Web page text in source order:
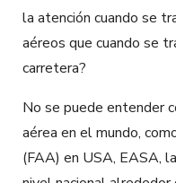
la atención cuando se
aéreos que cuando se
carretera?
No se puede entender
aérea en el mundo,
(FAA) en USA, EASA,